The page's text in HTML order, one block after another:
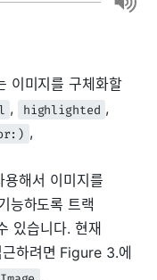
이미지를 구체화할
, highlighted ,
,
용해서 이미지를
능하도록 트랙
있습니다. 현재
하려면 Figure 3.에